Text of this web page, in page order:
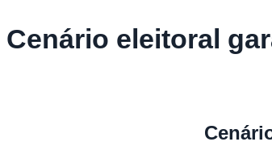
Cenário eleitoral